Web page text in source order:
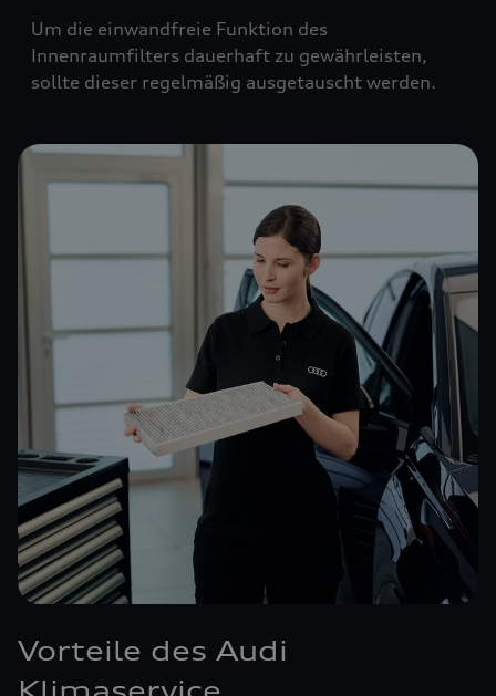
Um die einwandfreie Funktion des
Innenraumfilters dauerhaft zu gewährleisten,
sollte dieser regelmäßig ausgetauscht werden.
Vorteile des Audi